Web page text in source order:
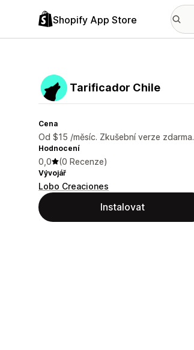
Shopify App Store
Tarificador Chile
Cena
Od $15 /měsíc. Zkušební verze zdarma.
Hodnocení
0,0 (0 Recenze)
Vývojář
Lobo Creaciones
Instalovat